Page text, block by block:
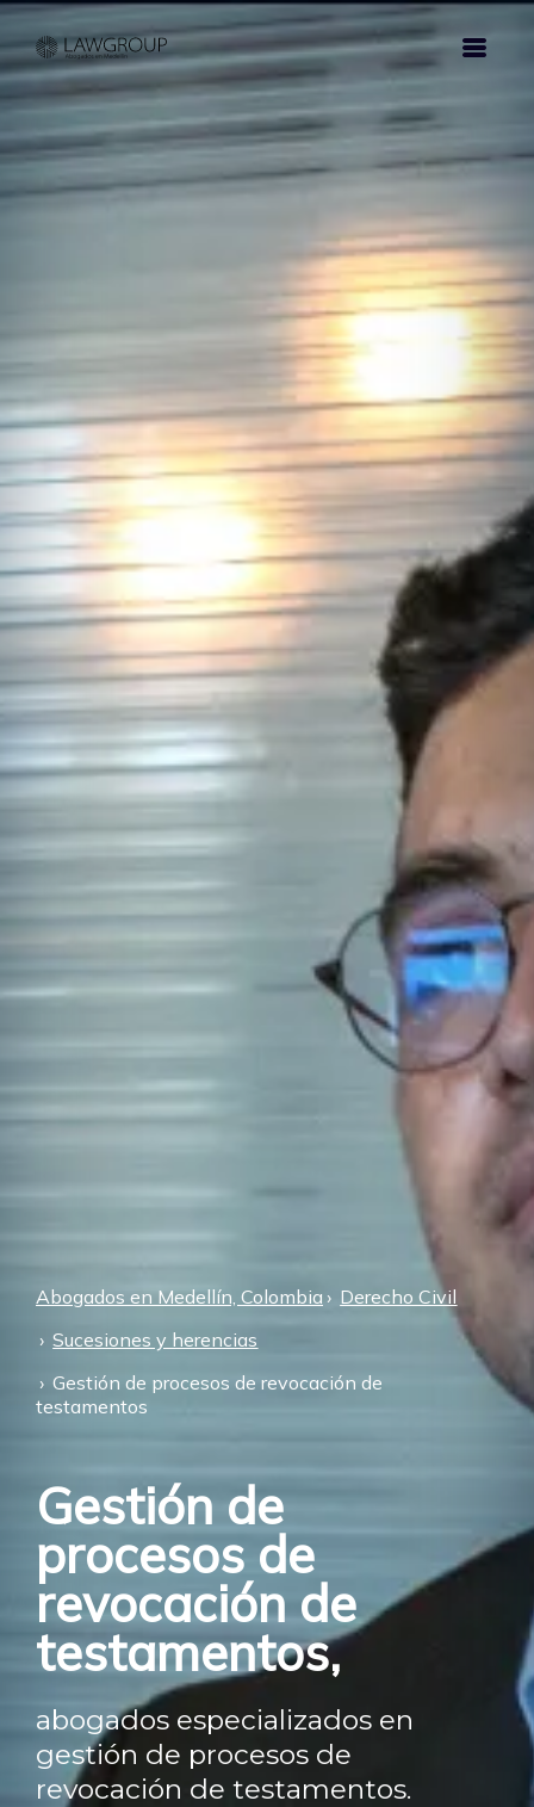
Abogados en Medellín, Colombia
Derecho Civil
Sucesiones y herencias
Gestión de procesos de revocación de
testamentos
Gestión de
procesos de
revocación de
testamentos,
abogados especializados en
gestión de procesos de
revocación de testamentos.